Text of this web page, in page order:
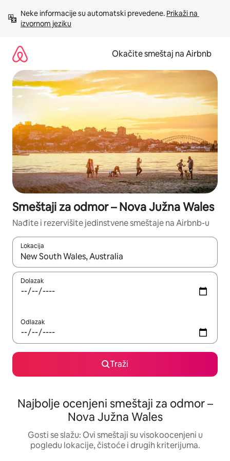
sadržaj
Neke informacije su automatski prevedene. Prikaži na
izvornom jeziku
Okačite smeštaj na Airbnb
Smeštaji za odmor – Nova Južna Wales
Nađite i rezervišite jedinstvene smeštaje na Airbnb-u
Lokacija
Kad su rezultati dostupni, možete da se krećete kroz njih
Dolazak
Odlazak
Traži
Najbolje ocenjeni smeštaji za odmor –
Nova Južna Wales
Gosti se slažu: Ovi smeštaji su visokoocenjeni u
pogledu lokacije, čistoće i drugih kriterijuma.